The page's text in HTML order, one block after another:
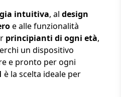
intuitiva, al design
e alle funzionalità
principianti di ogni età,
un dispositivo
e pronto per ogni
è la scelta ideale per